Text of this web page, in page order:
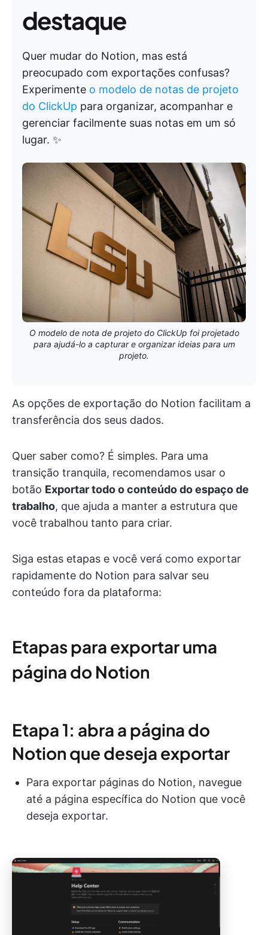
destaque
Quer mudar do Notion, mas está
preocupado com exportações confusas?
Experimente o modelo de notas de projeto
do ClickUp para organizar, acompanhar e
gerenciar facilmente suas notas em um só
lugar. ✨
O modelo de nota de projeto do ClickUp foi projetado
para ajudá-lo a capturar e organizar ideias para um
projeto.
As opções de exportação do Notion facilitam a
transferência dos seus dados.
Quer saber como? É simples. Para uma
transição tranquila, recomendamos usar o
botão Exportar todo o conteúdo do espaço de
trabalho, que ajuda a manter a estrutura que
você trabalhou tanto para criar.
Siga estas etapas e você verá como exportar
rapidamente do Notion para salvar seu
conteúdo fora da plataforma:
Etapas para exportar uma
página do Notion
Etapa 1: abra a página do
Notion que deseja exportar
Para exportar páginas do Notion, navegue
até a página específica do Notion que você
deseja exportar.